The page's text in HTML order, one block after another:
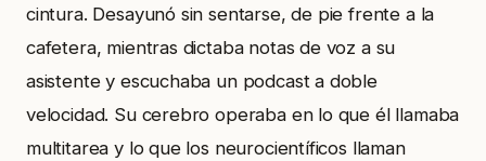
cintura. Desayunó sin sentarse, de pie frente a la
cafetera, mientras dictaba notas de voz a su
asistente y escuchaba un podcast a doble
velocidad. Su cerebro operaba en lo que él llamaba
multitarea y lo que los neurocientíficos llaman